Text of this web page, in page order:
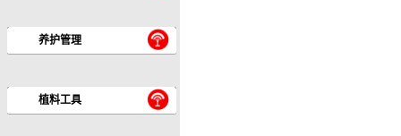
养护管理
植料工具